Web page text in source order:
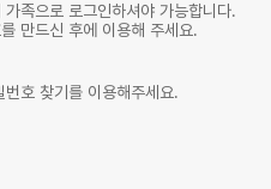
족으로 로그인하셔야 가능합니다.
만드신 후에 이용해 주세요.
호 찾기를 이용해주세요.